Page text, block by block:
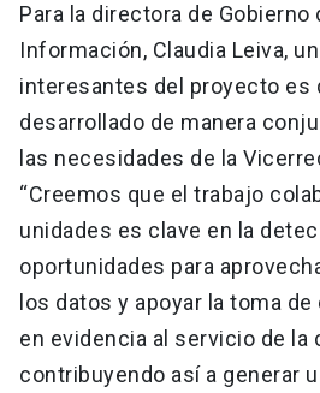
Para la directora de Gobierno
Información, Claudia Leiva,
interesantes del proyecto es
desarrollado de manera
las necesidades de la
“Creemos que el trabajo
unidades es clave en la
oportunidades para
los datos y apoyar la toma
en evidencia al servicio de la
contribuyendo así a generar